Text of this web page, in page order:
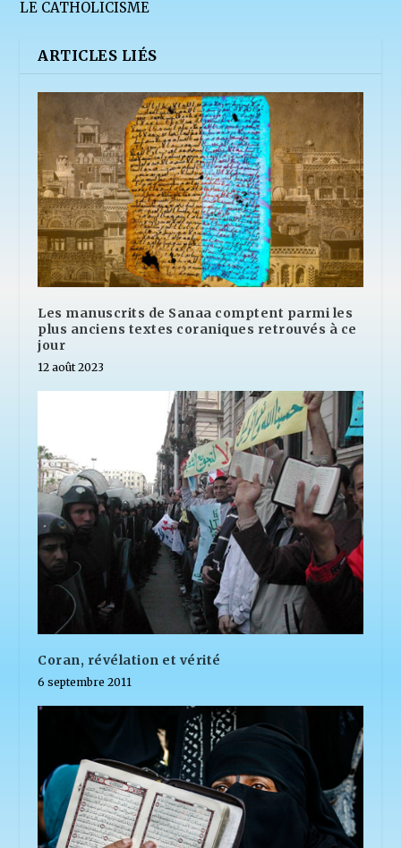
LE CATHOLICISME
ARTICLES LIÉS
Les manuscrits de Sanaa comptent parmi les
plus anciens textes coraniques retrouvés à ce
jour
12 août 2023
Coran, révélation et vérité
6 septembre 2011